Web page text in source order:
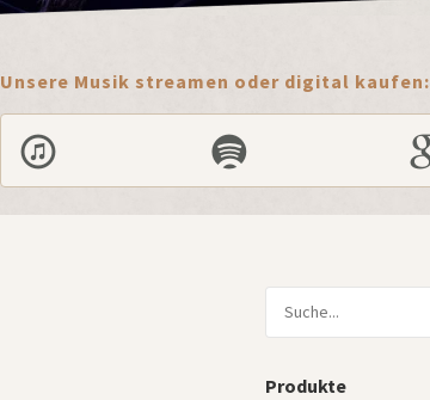
Unsere Musik streamen oder digital kaufen:
Produkte